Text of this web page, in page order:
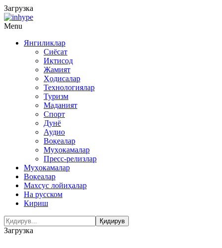
Загрузка
Menu
Янгиликлар
Сиёсат
Иқтисод
Жамият
Ҳодисалар
Технологиялар
Туризм
Маданият
Спорт
Дунё
Аудио
Воқеалар
Муҳокамалар
Пресс-релизлар
Муҳокамалар
Воқеалар
Махсус лойиҳалар
На русском
Кириш
Загрузка